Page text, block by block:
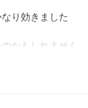
り効きました
かもしれません